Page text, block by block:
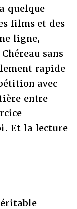
quelque
films et des
ligne,
sans
rapide
avec
entre
Et la lecture